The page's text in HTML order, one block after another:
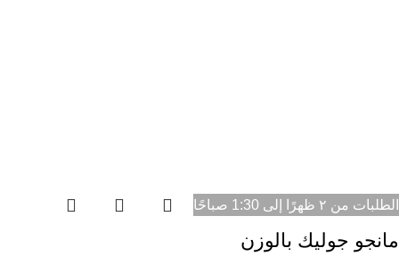
الطلبات من ٢ ظهرًا إلى 1:30 صباحًا
مانجو جوليك بالوزن